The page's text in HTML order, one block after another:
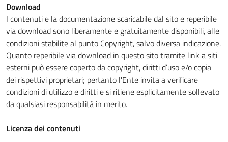
Download
I contenuti e la documentazione scaricabile dal sito e reperibile
via download sono liberamente e gratuitamente disponibili, alle
condizioni stabilite al punto Copyright, salvo diversa indicazione.
Quanto reperibile via download in questo sito tramite link a siti
esterni può essere coperto da copyright, diritti d’uso e/o copia
dei rispettivi proprietari; pertanto l'Ente invita a verificare
condizioni di utilizzo e diritti e si ritiene esplicitamente sollevato
da qualsiasi responsabilità in merito.
Licenza dei contenuti